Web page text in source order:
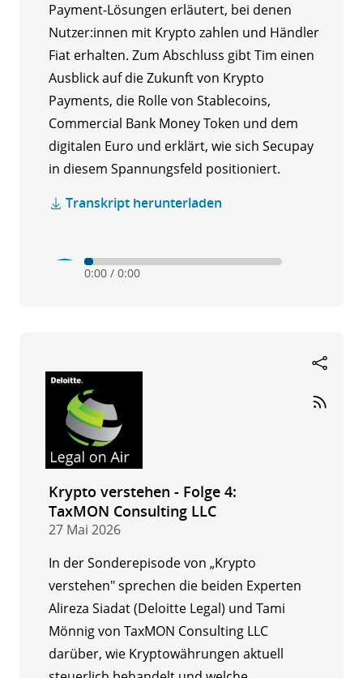
Payment-Lösungen erläutert, bei denen
Nutzer:innen mit Krypto zahlen und Händler
Fiat erhalten. Zum Abschluss gibt Tim einen
Ausblick auf die Zukunft von Krypto
Payments, die Rolle von Stablecoins,
Commercial Bank Money Token und dem
digitalen Euro und erklärt, wie sich Secupay
in diesem Spannungsfeld positioniert.
Transkript herunterladen
0:00 / 0:00
Krypto verstehen - Folge 4:
TaxMON Consulting LLC
27 Mai 2026
In der Sonderepisode von „Krypto
verstehen" sprechen die beiden Experten
Alireza Siadat (Deloitte Legal) und Tami
Mönnig von TaxMON Consulting LLC
darüber, wie Kryptowährungen aktuell